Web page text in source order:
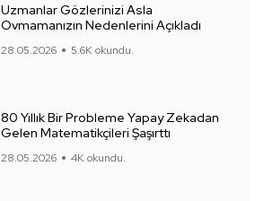
Uzmanlar Gözlerinizi Asla
Ovmamanızın Nedenlerini Açıkladı
28.05.2026 5.6K okundu.
80 Yıllık Bir Probleme Yapay Zekadan
Gelen Matematikçileri Şaşırttı
28.05.2026 4K okundu.